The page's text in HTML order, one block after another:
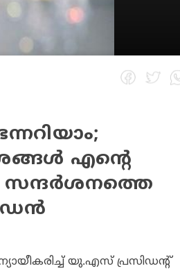
എന്റെ
യു.എസ് പ്രസിഡന്റ്